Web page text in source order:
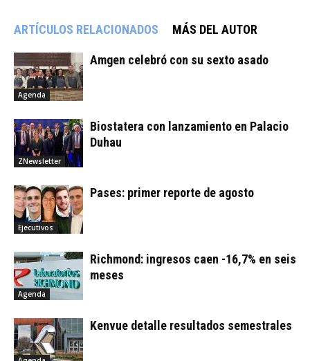
ARTÍCULOS RELACIONADOS MÁS DEL AUTOR
Agenda
Amgen celebró con su sexto asado
ZNewsletter
Biostatera con lanzamiento en Palacio
Duhau
Ejecutivos
Pases: primer reporte de agosto
Agenda
Richmond: ingresos caen -16,7% en seis
meses
Kenvue detalle resultados semestrales